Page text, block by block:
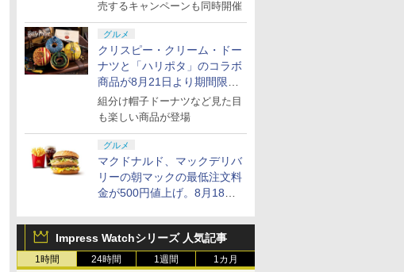
売するキャンペーンも同時開催
グルメ
クリスピー・クリーム・ドー
ナツと「ハリポタ」のコラボ
商品が8月21日より期間限定
で発売
組分け帽子ドーナツなど見た目
も楽しい商品が登場
グルメ
マクドナルド、マックデリバ
リーの朝マックの最低注文料
金が500円値上げ。8月18日
Impress Watchシリーズ 人気記事
1時間 24時間 1週間 1カ月